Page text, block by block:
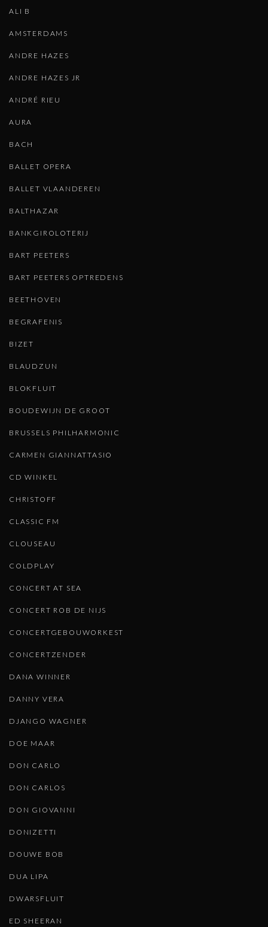
ALI B
AMSTERDAMS
ANDRE HAZES
ANDRE HAZES JR
ANDRÉ RIEU
AURA
BACH
BALLET OPERA
BALLET VLAANDEREN
BALTHAZAR
BANKGIROLOTERIJ
BART PEETERS
BART PEETERS OPTREDENS
BEETHOVEN
BEGRAFENIS
BIZET
BLAUDZUN
BLOKFLUIT
BOUDEWIJN DE GROOT
BRUSSELS PHILHARMONIC
CARMEN GIANNATTASIO
CD WINKEL
CHRISTOFF
CLASSIC FM
CLOUSEAU
COLDPLAY
CONCERT AT SEA
CONCERT ROB DE NIJS
CONCERTGEBOUWORKEST
CONCERTZENDER
DANA WINNER
DANNY VERA
DJANGO WAGNER
DOE MAAR
DON CARLO
DON CARLOS
DON GIOVANNI
DONIZETTI
DOUWE BOB
DUA LIPA
DWARSFLUIT
ED SHEERAN